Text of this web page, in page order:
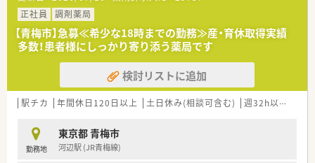
正社員
調剤薬局
【青梅市】急募≪希少な18時までの勤務≫産・育休取得実績
多数！患者様にしっかり寄り添う薬局です
検討リストに追加
駅チカ 年間休日120日以上 土日休み(相談可含む) 週32h以上
勤務地
東京都 青梅市
河辺駅 (JR青梅線)